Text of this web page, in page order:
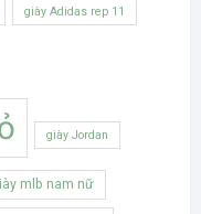
giày Adidas rep 11
giày Jordan
mlb nam nữ